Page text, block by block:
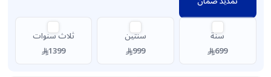
سنة
699
سنتين
999
ثلاث سنوات
1399